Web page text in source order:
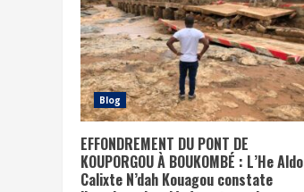
Blog
EFFONDREMENT DU PONT DE
KOUPORGOU À BOUKOMBÉ : L’He Aldo
Calixte N’dah Kouagou constate